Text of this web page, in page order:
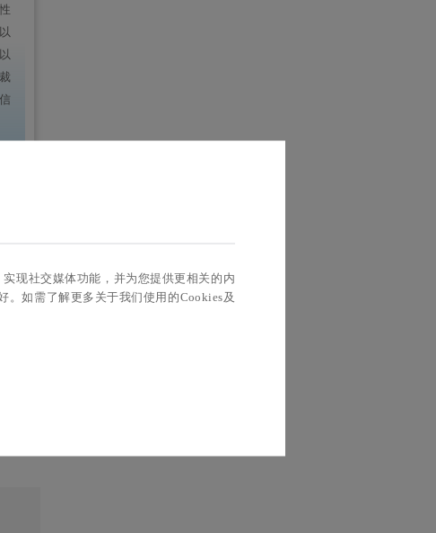
现社交媒体功能，并为您提供更相关的内
。如需了解更多关于我们使用的Cookies及